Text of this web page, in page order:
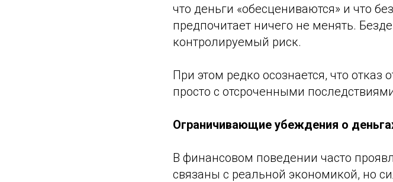
что деньги «обесцениваются» и что
предпочитает ничего не менять.
контролируемый риск.
При этом редко осознается, что
просто с отсроченными
Ограничивающие убеждения о
В финансовом поведении часто
связаны с реальной экономикой, но